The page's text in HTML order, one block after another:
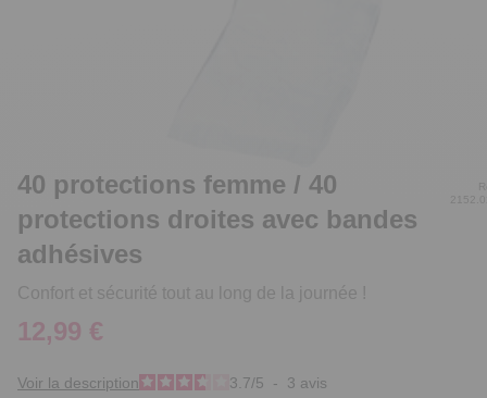
40 protections femme / 40
protections droites avec bandes
adhésives
Confort et sécurité tout au long de la journée !
12,99 €
Voir la description 3.7/5 - 3 avis